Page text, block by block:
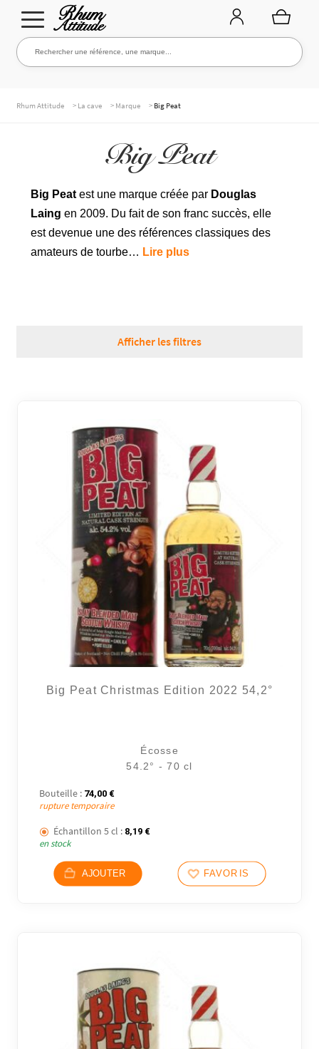
Aller
à
Aller
au
Rechercher une référence, une marque...
Rechercher
WHISKIES & +
BOUTIQUE LOIRET
Rhum Attitude > La cave > Marque > Big Peat
Big Peat
Big Peatest une marque créée par Douglas
Laing en 2009. Du fait de son franc succès, elle
est devenue une des références classiques des
amateurs de tourbe… Lire plus
Afficher les filtres
Big Peat Christmas Edition 2022 54,2°
Écosse
54.2° - 70 cl
Bouteille : 74,00 €
rupture temporaire
Échantillon 5 cl : 8,19 €
en stock
AJOUTER FAVORIS